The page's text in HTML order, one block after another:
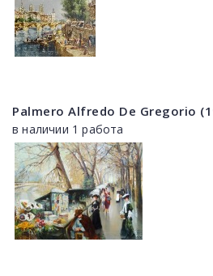
Palmero Alfredo De Gregorio
в наличии 1 работа